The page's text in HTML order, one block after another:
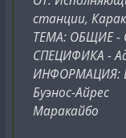
станции,
ТЕМА: ОБЩИЕ -
СПЕЦИФИКА -
ИНФОРМАЦИЯ:
Буэнос-Айрес
Маракайбо